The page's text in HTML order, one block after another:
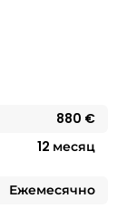
880 €
12 месяц
Ежемесячно